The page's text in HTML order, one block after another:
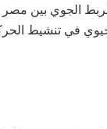
الجوي بين مصر
في تنشيط